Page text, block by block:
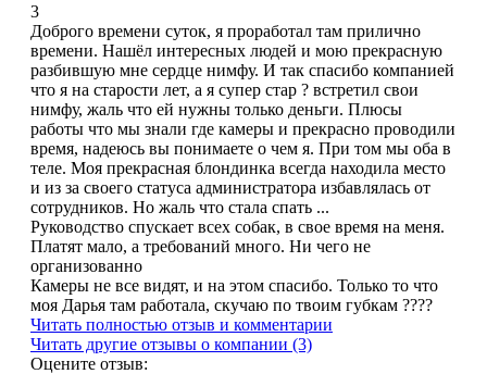
3
Доброго времени суток, я проработал там прилично
времени. Нашёл интересных людей и мою прекрасную
разбившую мне сердце нимфу. И так спасибо компанией
что я на старости лет, а я супер стар ? встретил свои
нимфу, жаль что ей нужны только деньги. Плюсы
работы что мы знали где камеры и прекрасно проводили
время, надеюсь вы понимаете о чем я. При том мы оба в
теле. Моя прекрасная блондинка всегда находила место
и из за своего статуса администратора избавлялась от
сотрудников. Но жаль что стала спать ...
Руководство спускает всех собак, в свое время на меня.
Платят мало, а требований много. Ни чего не
организованно
Камеры не все видят, и на этом спасибо. Только то что
моя Дарья там работала, скучаю по твоим губкам ????
Читать полностью отзыв и комментарии
Читать другие отзывы о компании (3)
Оцените отзыв: